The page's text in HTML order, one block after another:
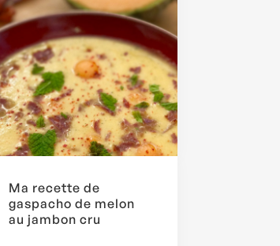
Ma recette de
gaspacho de melon
au jambon cru